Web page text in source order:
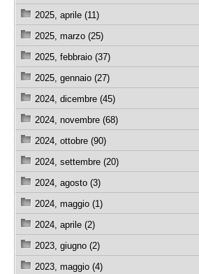
2025, aprile (11)
2025, marzo (25)
2025, febbraio (37)
2025, gennaio (27)
2024, dicembre (45)
2024, novembre (68)
2024, ottobre (90)
2024, settembre (20)
2024, agosto (3)
2024, maggio (1)
2024, aprile (2)
2023, giugno (2)
2023, maggio (4)